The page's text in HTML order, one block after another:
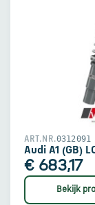
ART.NR.0312091
Audi A1 (GB)
€ 683,17
Bekijk